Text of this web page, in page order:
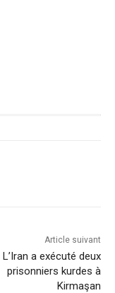
Article suivant
L’Iran a exécuté deux
prisonniers kurdes à
Kirmaşan